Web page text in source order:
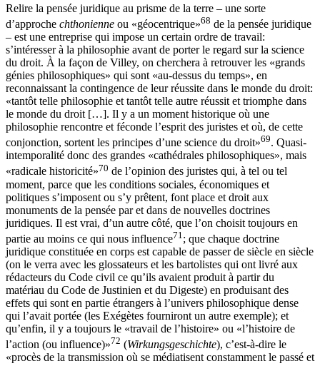
Relire la pensée juridique au prisme de la terre – une sorte
d’approche chthonienne ou «géocentrique»68 de la pensée juridique
– est une entreprise qui impose un certain ordre de travail:
s’intéresser à la philosophie avant de porter le regard sur la science
du droit. À la façon de Villey, on cherchera à retrouver les «grands
génies philosophiques» qui sont «au-dessus du temps», en
reconnaissant la contingence de leur réussite dans le monde du droit:
«tantôt telle philosophie et tantôt telle autre réussit et triomphe dans
le monde du droit […]. Il y a un moment historique où une
philosophie rencontre et féconde l’esprit des juristes et où, de cette
conjonction, sortent les principes d’une science du droit»69. Quasi-
intemporalité donc des grandes «cathédrales philosophiques», mais
«radicale historicité»70 de l’opinion des juristes qui, à tel ou tel
moment, parce que les conditions sociales, économiques et
politiques s’imposent ou s’y prêtent, font place et droit aux
monuments de la pensée par et dans de nouvelles doctrines
juridiques. Il est vrai, d’un autre côté, que l’on choisit toujours en
partie au moins ce qui nous influence71 ; que chaque doctrine
juridique constituée en corps est capable de passer de siècle en siècle
(on le verra avec les glossateurs et les bartolistes qui ont livré aux
rédacteurs du Code civil ce qu’ils avaient produit à partir du
matériau du Code de Justinien et du Digeste) en produisant des
effets qui sont en partie étrangers à l’univers philosophique dense
qui l’avait portée (les Exégètes fourniront un autre exemple); et
qu’enfin, il y a toujours le «travail de l’histoire» ou «l’histoire de
l’action (ou influence)»72 (Wirkungsgeschichte), c’est-à-dire le
«procès de la transmission où se médiatisent constamment le passé et